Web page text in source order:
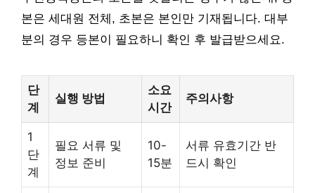
본은 세대원 전체, 초본은 본인만 기재됩니다. 대부
분의 경우 등본이 필요하니 확인 후 발급받으세요.
단
계
실행 방법
소요
시간
주의사항
1
단
계
필요 서류 및
정보 준비
10-
15분
서류 유효기간 반
드시 확인